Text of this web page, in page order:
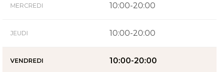
MERCREDI 10:00-20:00
JEUDI 10:00-20:00
VENDREDI 10:00-20:00